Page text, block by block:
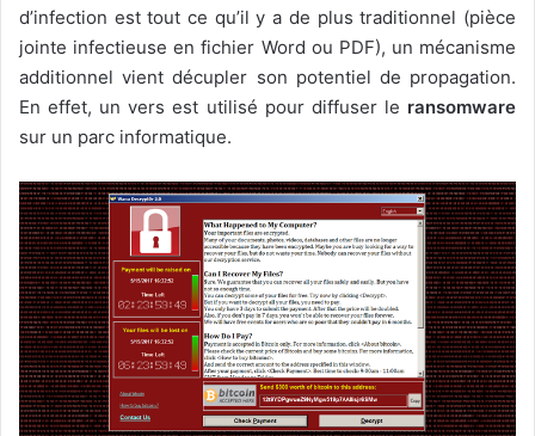
d’infection est tout ce qu’il y a de plus traditionnel (pièce
jointe infectieuse en fichier Word ou PDF), un mécanisme
additionnel vient décupler son potentiel de propagation.
En effet, un vers est utilisé pour diffuser le ransomware
sur un parc informatique.